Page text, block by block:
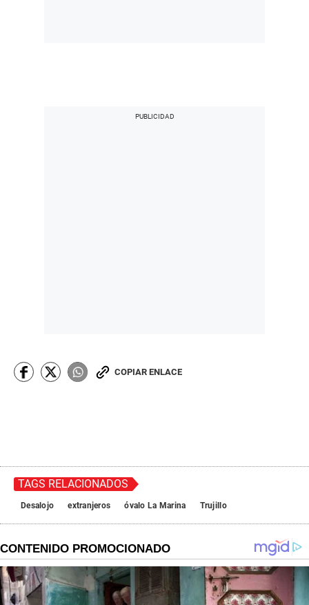
COPIAR ENLACE
TAGS RELACIONADOS
Desalojo extranjeros óvalo La Marina Trujillo